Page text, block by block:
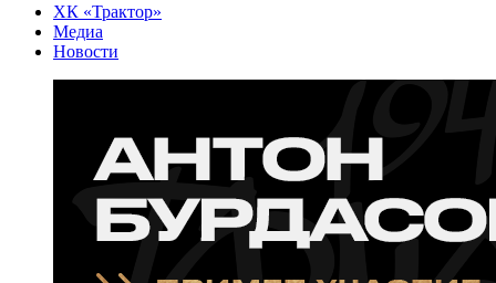
ХК «Трактор»
Медиа
Новости